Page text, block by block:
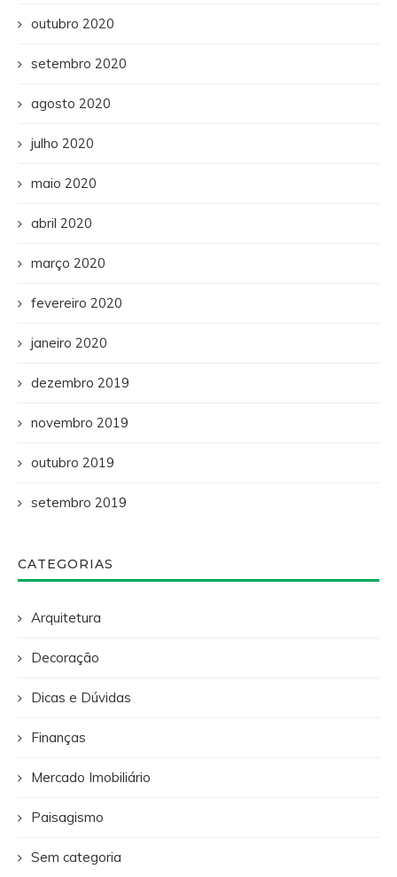
outubro 2020
setembro 2020
agosto 2020
julho 2020
maio 2020
abril 2020
março 2020
fevereiro 2020
janeiro 2020
dezembro 2019
novembro 2019
outubro 2019
setembro 2019
CATEGORIAS
Arquitetura
Decoração
Dicas e Dúvidas
Finanças
Mercado Imobiliário
Paisagismo
Sem categoria